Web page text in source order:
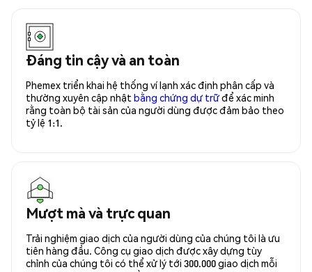
Đáng tin cậy và an toàn
Phemex triển khai hệ thống ví lạnh xác định phân cấp và
thường xuyên cập nhật bằng chứng dự trữđể xác minh
rằng toàn bộ tài sản của người dùng được đảm bảo theo
tỷ lệ 1:1.
Mượt mà và trực quan
Trải nghiệm giao dịch của người dùng của chúng tôi là ưu
tiên hàng đầu. Công cụ giao dịch được xây dựng tùy
chỉnh của chúng tôi có thể xử lý tới 300.000 giao dịch mỗi